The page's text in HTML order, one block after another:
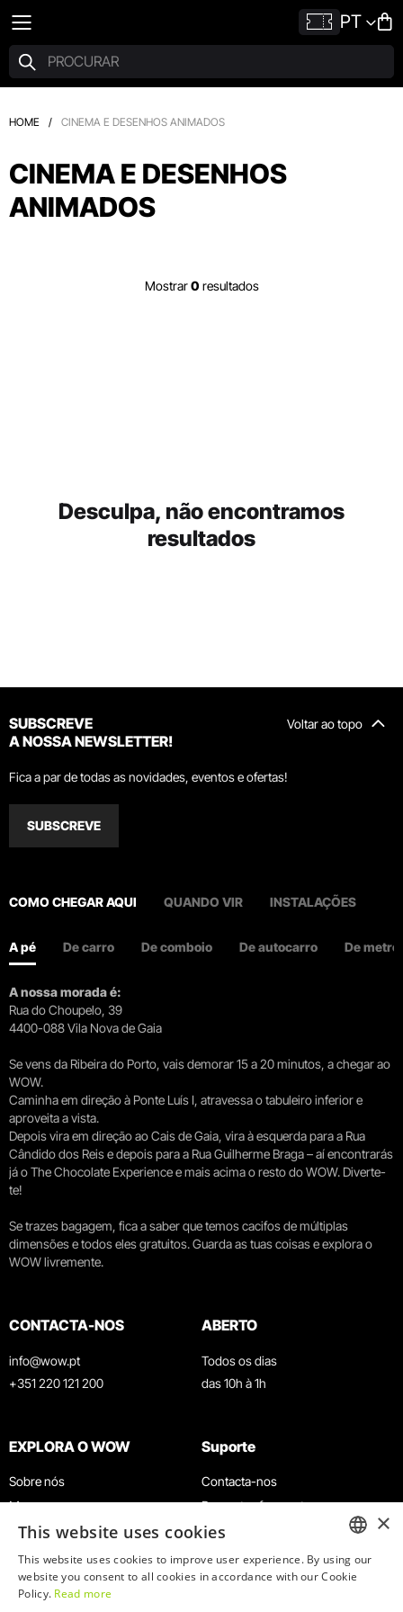
PT
HOME / CINEMA E DESENHOS ANIMADOS
CINEMA E DESENHOS
ANIMADOS
Mostrar0 resultados
Desculpa, não encontramos
resultados
Voltar ao topo
SUBSCREVE
A NOSSA NEWSLETTER!
Fica a par de todas as novidades, eventos e ofertas!
SUBSCREVE
COMO CHEGAR AQUI QUANDO VIR INSTALAÇÕES
A pé De carro De comboio De autocarro De metro
A nossa morada é:
Rua do Choupelo, 39
4400-088 Vila Nova de Gaia
Se vens da Ribeira do Porto, vais demorar 15 a 20 minutos, a chegar ao
WOW.
Caminha em direção à Ponte Luís I, atravessa o tabuleiro inferior e
aproveita a vista.
Depois vira em direção ao Cais de Gaia, vira à esquerda para a Rua
Cândido dos Reis e depois para a Rua Guilherme Braga – aí encontrarás
já o The Chocolate Experience e mais acima o resto do WOW. Diverte-
te!
Se trazes bagagem, fica a saber que temos cacifos de múltiplas
dimensões e todos eles gratuitos. Guarda as tuas coisas e explora o
WOW livremente.
CONTACTA-NOS
info@wow.pt
+351 220 121 200
ABERTO
Todos os dias
das 10h à 1h
EXPLORA O WOW
Sobre nós
Museus
Agenda
Notícias
Restaurantes
Cartão WOW
Suporte
Contacta-nos
Perguntas frequentes
Termos e Condições
Política de privacidade e cookies
Trabalha connosco
ENGLISH
×
This website uses cookies
This website uses cookies to improve user experience. By using our
website you consent to all cookies in accordance with our Cookie
Policy. Read more